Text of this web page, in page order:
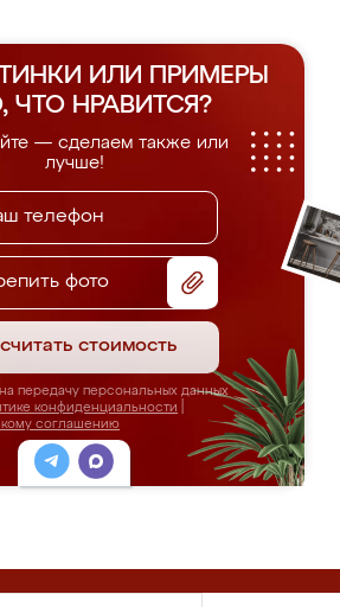
ИЛИ ПРИМЕРЫ
ЧТО НРАВИТСЯ?
— сделаем также или
лучше!
фото
стоимость
передачу персональных данных
конфиденциальности
соглашению